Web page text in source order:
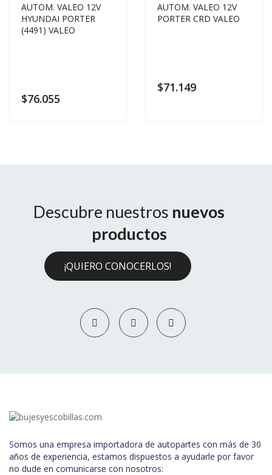
AUTOM. VALEO 12V
HYUNDAI PORTER
(4491) VALEO
$76.055
AUTOM. VALEO 12V
PORTER CRD VALEO
$71.149
Descubre nuestros nuevos
productos
¡QUIERO CONOCERLOS!
Somos una empresa importadora de autopartes con más de 30
años de experiencia, estamos dispuestos a ayudarle por favor
no dude en comunicarse con nosotros: